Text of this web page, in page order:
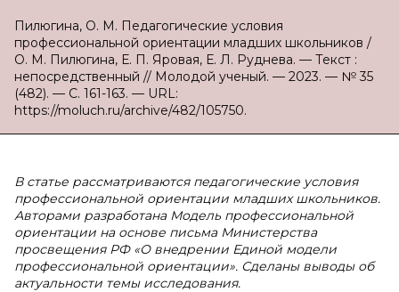
Пилюгина, О. М. Педагогические условия
профессиональной ориентации младших школьников /
О. М. Пилюгина, Е. П. Яровая, Е. Л. Руднева. — Текст :
непосредственный // Молодой ученый. — 2023. — № 35
(482). — С. 161-163. — URL:
https://moluch.ru/archive/482/105750.
В статье рассматриваются педагогические условия
профессиональной ориентации младших школьников.
Авторами разработана Модель профессиональной
ориентации на основе письма Министерства
просвещения РФ «О внедрении Единой модели
профессиональной ориентации». Сделаны выводы об
актуальности темы исследования.